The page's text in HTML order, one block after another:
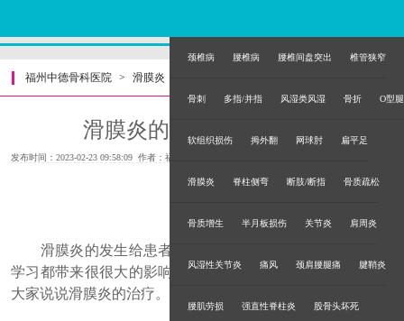
颈椎病 腰椎病 腰椎间盘突出 椎管狭窄
骨刺 多指/并指 风湿类风湿 骨折 O型腿
软组织损伤 拇外翻 网球肘 扁平足
滑膜炎 脊柱侧弯 断肢/断指 骨质疏松
骨质增生 半月板损伤 关节炎 肩周炎
风湿性关节炎 痛风 颈肩腰腿痛 腱鞘炎
腰肌劳损 强直性脊柱炎 股骨头坏死
福州中德骨科医院 > 滑膜炎
滑膜炎的治疗方法有哪些
发布时间：2023-02-23 09:58:09 作者：福州中德骨科医院
滑膜炎的发生给患者带来病痛的折磨，对患者的工作和
学习都带来很很大的影响，那么滑膜炎如何治疗呢？今天为
大家说说滑膜炎的治疗。